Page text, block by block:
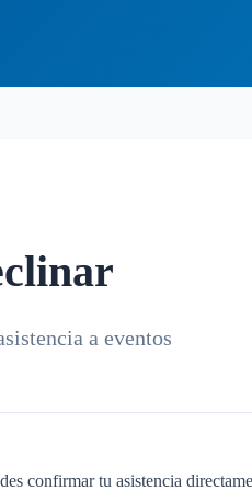
a eventos
confirmar tu asistencia